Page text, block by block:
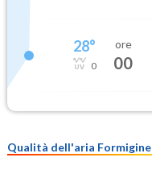
28°
0
ore
00
Qualità dell'aria Formigine